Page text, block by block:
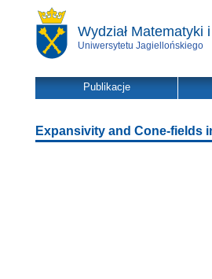
Wydział Matematyki
Uniwersytetu Jagiellońskiego
Publikacje
Expansivity and Cone-fields